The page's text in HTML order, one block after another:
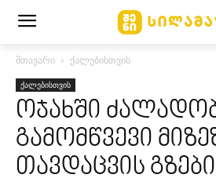
მთავარი ქალებისთვის
ქალებისთვის
ოჯახში
გამომწვევი
თავდაცვის გზები